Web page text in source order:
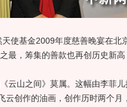
基金2009年度慈善晚宴在北
最，筹集的善款也再创历史新高
山之间》莫属。这幅由李菲儿
云创作的油画，创作历时两个